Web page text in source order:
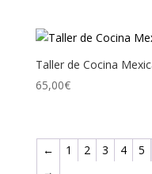
Taller de Cocina
65,00€
← 1 2 3 4 5